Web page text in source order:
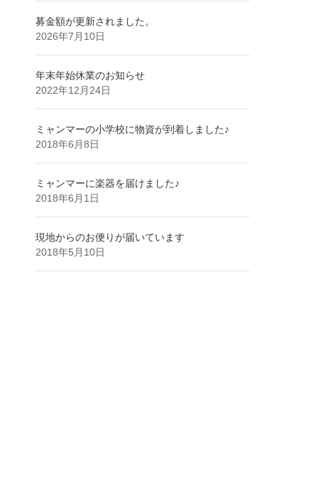
募金額が更新されました。
2026年7月10日
年末年始休業のお知らせ
2022年12月24日
ミャンマーの小学校に物資が到着しました♪
2018年6月8日
ミャンマーに楽器を届けました♪
2018年6月1日
現地からのお便りが届いています
2018年5月10日